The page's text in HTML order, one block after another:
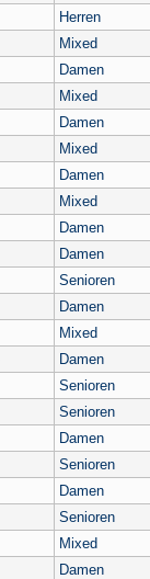
Herren
Mixed
Damen
Mixed
Damen
Mixed
Damen
Mixed
Damen
Damen
Senioren
Damen
Mixed
Damen
Senioren
Senioren
Damen
Senioren
Damen
Senioren
Mixed
Damen